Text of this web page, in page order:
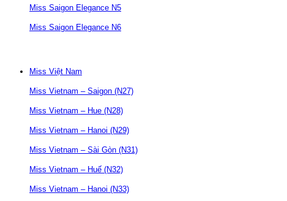
Miss Saigon Elegance N5
Miss Saigon Elegance N6
Miss Việt Nam
Miss Vietnam – Saigon (N27)
Miss Vietnam – Hue (N28)
Miss Vietnam – Hanoi (N29)
Miss Vietnam – Sài Gòn (N31)
Miss Vietnam – Huế (N32)
Miss Vietnam – Hanoi (N33)